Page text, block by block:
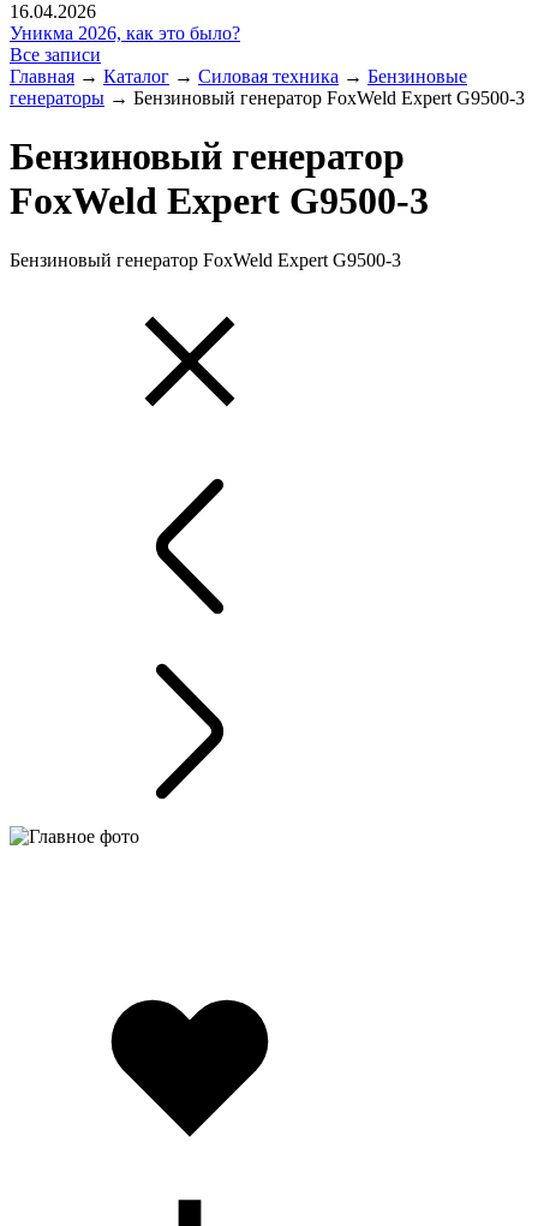
16.04.2026
Уникма 2026, как это было?
Все записи
Главная → Каталог → Силовая техника → Бензиновые
генераторы → Бензиновый генератор FoxWeld Expert G9500-3
Бензиновый генератор
FoxWeld Expert G9500-3
Бензиновый генератор FoxWeld Expert G9500-3